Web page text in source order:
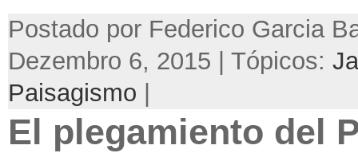
Postado por Federico Garcia
Dezembro 6, 2015 | Tópicos:
Paisagismo
El plegamiento del